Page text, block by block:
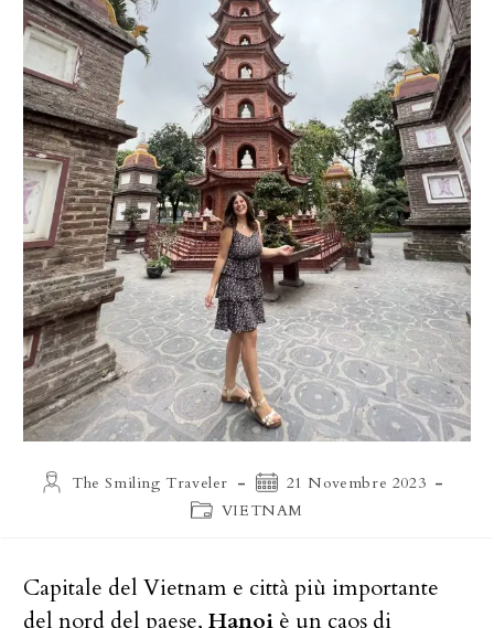
AutoreThe Smiling Traveler
Articolo
pubblicato:
21 Novembre 2023
Categoria
VIETNAM
Capitale del Vietnam e città più importante
del nord del paese, Hanoi è un caos di